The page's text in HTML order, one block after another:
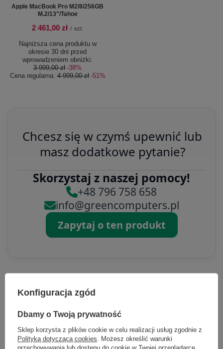
Apple MacBook Pro M2/8/256GB
M.2/13"/Tahoe
2 461,00 zł / szt.
Najniższa cena produktu w
okresie 30 dni przed
wprowadzeniem obniżki:
3 999,00 zł -38%
Cena regularna:4 999,00 zł -51%
Chcesz się w czymś upewnić lub
masz dodatkowe pytanie?
Skorzystaj z naszej pomocy!
+48 796 758 658
info@greencomputers.pl
Zapytaj o ten produkt
Specyfikacja
Konfiguracja zgód
Dbamy o Twoją prywatność
Sklep korzysta z plików cookie w celu realizacji usług zgodnie z
Polityką dotyczącą cookies. Możesz określić warunki